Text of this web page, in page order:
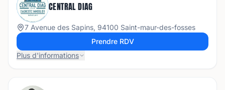
CENTRAL DIAG
7 Avenue des Sapins, 94100 Saint-maur-des-fosses
Prendre RDV
Plus d'informations